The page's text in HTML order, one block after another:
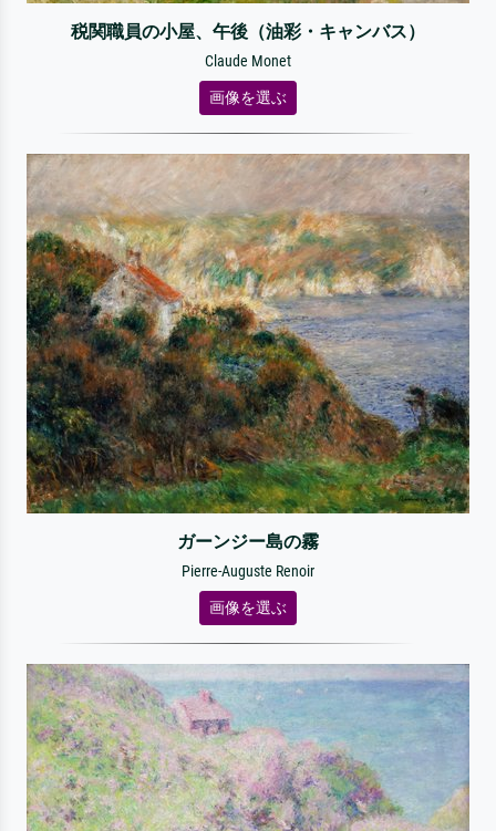
税関職員の小屋、午後（油彩・キャンバス）
Claude Monet
画像を選ぶ
ガーンジー島の霧
Pierre-Auguste Renoir
画像を選ぶ